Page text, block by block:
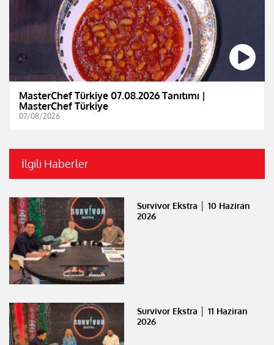
MasterChef Türkiye 07.08.2026 Tanıtımı |
MasterChef Türkiye
07/08/2026
İlgili Haberler
Survivor Ekstra │ 10 Haziran
2026
Survivor Ekstra │ 11 Haziran
2026